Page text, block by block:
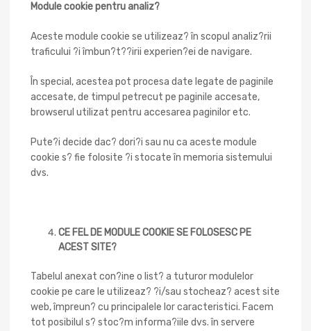
Module cookie pentru analiz?
Aceste module cookie se utilizeaz? în scopul analiz?rii
traficului ?i îmbun?t??irii experien?ei de navigare.
În special, acestea pot procesa date legate de paginile
accesate, de timpul petrecut pe paginile accesate,
browserul utilizat pentru accesarea paginilor etc.
Pute?i decide dac? dori?i sau nu ca aceste module
cookie s? fie folosite ?i stocate în memoria sistemului
dvs.
CE FEL DE MODULE COOKIE SE FOLOSESC PE
ACEST SITE?
Tabelul anexat con?ine o list? a tuturor modulelor
cookie pe care le utilizeaz? ?i/sau stocheaz? acest site
web, împreun? cu principalele lor caracteristici. Facem
tot posibilul s? stoc?m informa?iile dvs. în servere